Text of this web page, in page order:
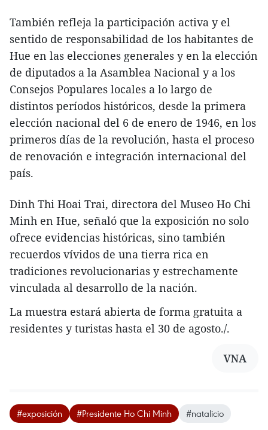
También refleja la participación activa y el
sentido de responsabilidad de los habitantes de
Hue en las elecciones generales y en la elección
de diputados a la Asamblea Nacional y a los
Consejos Populares locales a lo largo de
distintos períodos históricos, desde la primera
elección nacional del 6 de enero de 1946, en los
primeros días de la revolución, hasta el proceso
de renovación e integración internacional del
país.
Dinh Thi Hoai Trai, directora del Museo Ho Chi
Minh en Hue, señaló que la exposición no solo
ofrece evidencias históricas, sino también
recuerdos vívidos de una tierra rica en
tradiciones revolucionarias y estrechamente
vinculada al desarrollo de la nación.
La muestra estará abierta de forma gratuita a
residentes y turistas hasta el 30 de agosto./.
VNA
#exposición #Presidente Ho Chi Minh #natalicio